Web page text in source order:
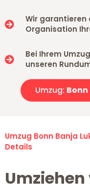
Wir garantieren
Organisation
Bei Ihrem
unseren
Umzug:
Umzug Bonn Banja
Details